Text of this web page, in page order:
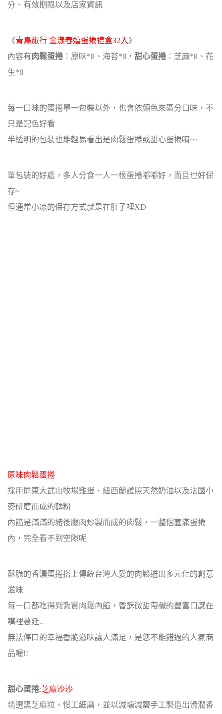
分、有效期限以及店家資訊
《青鳥旅行 金漾春嬉蛋捲禮盒32入 》
內容有肉鬆蛋捲 ：原味*8、海苔*8， 甜心蛋捲 ：芝麻*8、花
生*8
每一口味的蛋捲單一包裝以外，也會依顏色來區分口味，不
只是配色好看
半透明的包裝也能輕易看出是肉鬆蛋捲或甜心蛋捲唷~~
單包裝的好處，多人分食一人一根蛋捲嘟嘟好，而且也好保
存~
但通常小凉的保存方式就是在肚子裡XD
原味肉鬆蛋捲
採用屏東大武山牧場雞蛋、紐西蘭護照天然奶油以及法國小
麥研磨而成的麵粉
內餡是滿滿的豬後腿肉炒製而成的肉鬆，一整個塞滿蛋捲
內，完全看不到空隙呢
酥脆的香濃蛋捲搭上傳統台灣人愛的肉鬆迸出多元化的創意
滋味
每一口都吃得到紮實肉鬆內餡，香酥微甜帶鹹的豐富口感在
嘴裡蔓延..
無法停口的幸福香脆滋味讓人滿足，是您不能錯過的人氣商
品喔!!
甜心蛋捲:芝麻沙沙
精選黑芝麻粒，慢工細磨，並以減糖減鹽手工製造出滑潤香